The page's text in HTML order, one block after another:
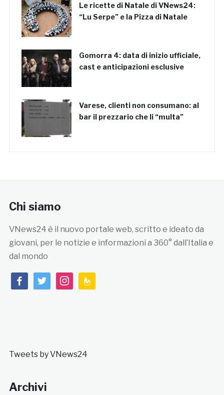
Le ricette di Natale di VNews24:
“Lu Serpe” e la Pizza di Natale
Gomorra 4: data di inizio ufficiale,
cast e anticipazioni esclusive
Varese, clienti non consumano: al
bar il prezzario che li “multa”
Chi siamo
VNews24 è il nuovo portale web, scritto e ideato da
giovani, per le notizie e informazioni a 360° dall’Italia e
dal mondo
facebooktwitterinstagramfeedburner
Tweets by VNews24
Archivi